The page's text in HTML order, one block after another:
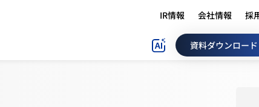
IR情報 会社情報 採
資料ダウンロード